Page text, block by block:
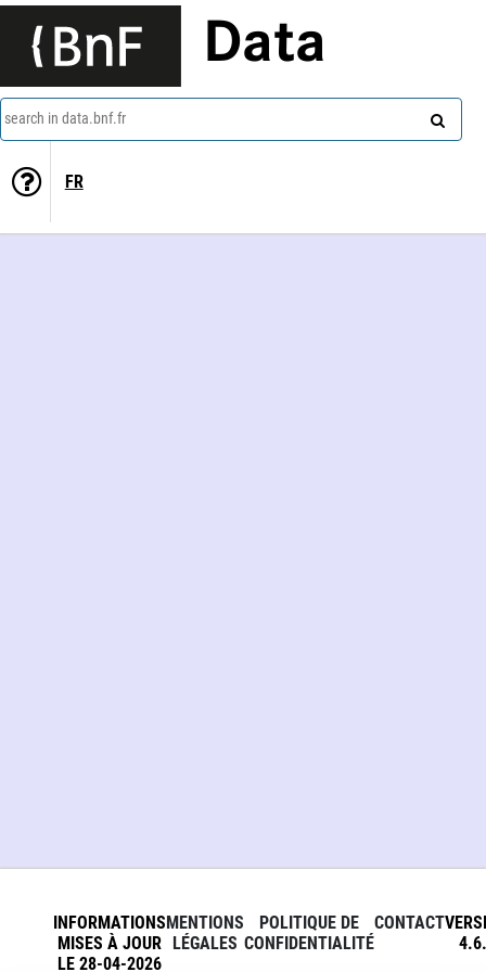
Data
search in data.bnf.fr
FR
INFORMATIONS
MISES À JOUR
LE 28-04-2026
MENTIONS
LÉGALES
POLITIQUE DE
CONFIDENTIALITÉ
CONTACT